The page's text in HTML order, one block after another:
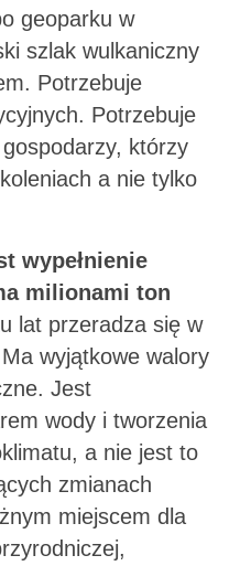
geoparku w
szlak wulkaniczny
Potrzebuje
Potrzebuje
którzy
a nie tylko
wypełnienie
milionami ton
lat przeradza się w
wyjątkowe walory
Jest
wody i tworzenia
a nie jest to
zmianach
miejscem dla